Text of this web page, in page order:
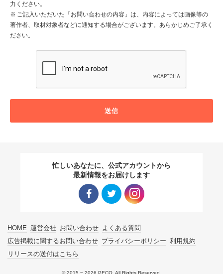
力ください。
ご記入いただいた「お問い合わせの内容」は、内容によっては画像等の
著作者、取材対象者などに通知する場合がございます。あらかじめご了承く
ださい。
送信
忙しいあなたに、公式アカウントから
最新情報をお届けします
HOME 運営会社 お問い合わせ よくある質問
広告掲載に関するお問い合わせ プライバシーポリシー 利用規約
リリースの送付はこちら
© 2015 ~ 2026 PECO. All Rights Reserved.